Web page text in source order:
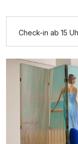
Zusatznächte
Für 4 Tage
Einzelzimmer
1 Erwachsenen
Check-in ab 15